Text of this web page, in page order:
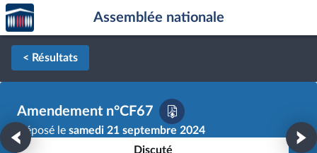
Aller au contenu
Aller en bas de la page
Accèder
à la
page
d'accueil
Assemblée nationale
< Résultats
Amendement n°CF67
Déposé le samedi 21 septembre 2024
Discuté